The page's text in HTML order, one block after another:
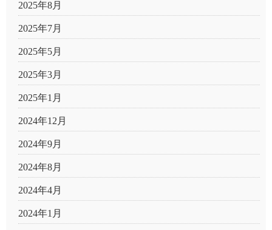
2025年8月
2025年7月
2025年5月
2025年3月
2025年1月
2024年12月
2024年9月
2024年8月
2024年4月
2024年1月